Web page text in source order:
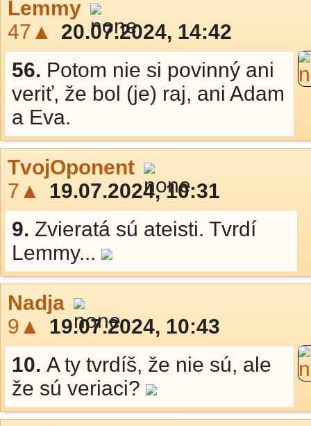
Lemmy
47▲
20.07.2024, 14:42
56. Potom nie si povinný ani
veriť, že bol (je) raj, ani Adam
a Eva.
TvojOponent
7▲
19.07.2024, 10:31
9. Zvieratá sú ateisti. Tvrdí
Lemmy...
Nadja
9▲
19.07.2024, 10:43
10. A ty tvrdíš, že nie sú, ale
že sú veriaci?